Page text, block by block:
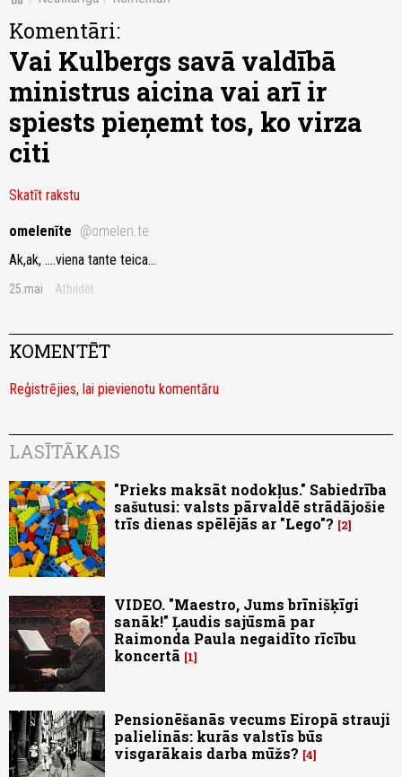
Komentāri:
Vai Kulbergs savā valdībā
ministrus aicina vai arī ir
spiests pieņemt tos, ko virza
citi
Skatīt rakstu
omelenīte @omelen.te
Ak,ak, ....viena tante teica...
25.mai Atbildēt
KOMENTĒT
Reģistrējies, lai pievienotu komentāru
LASĪTĀKAIS
"Prieks maksāt nodokļus." Sabiedrība
sašutusi: valsts pārvaldē strādājošie
trīs dienas spēlējās ar "Lego"?
2
VIDEO. "Maestro, Jums brīnišķīgi
sanāk!" Ļaudis sajūsmā par
Raimonda Paula negaidīto rīcību
koncertā
1
Pensionēšanās vecums Eiropā strauji
palielinās: kurās valstīs būs
visgarākais darba mūžs? 4